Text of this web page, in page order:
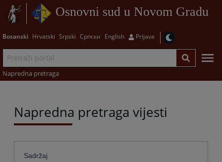
Osnovni sud u Novom Gradu
Bosanski Hrvatski Srpski Српски English Prijava
Napredna pretraga
Napredna pretraga vijesti
Sadržaj